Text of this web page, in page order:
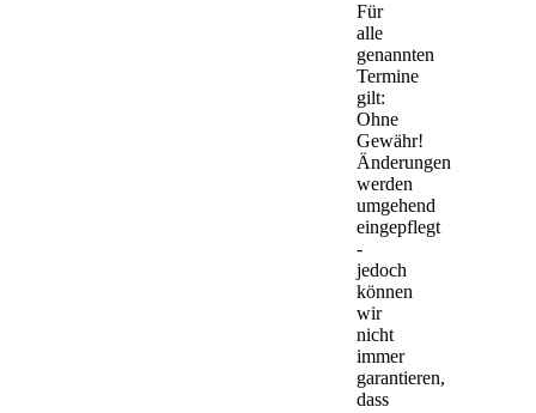
Für
alle
genannten
Termine
gilt:
Ohne
Gewähr!
Änderungen
werden
umgehend
eingepflegt
-
jedoch
können
wir
nicht
immer
garantieren,
dass